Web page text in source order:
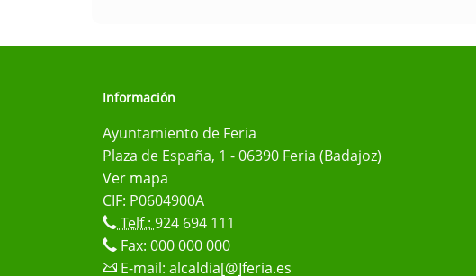
Información
Ayuntamiento de Feria
Plaza de España, 1 - 06390 Feria (Badajoz)
Ver mapa
CIF: P0604900A
Telf.: 924 694 111
Fax: 000 000 000
E-mail: alcaldia[@]feria.es